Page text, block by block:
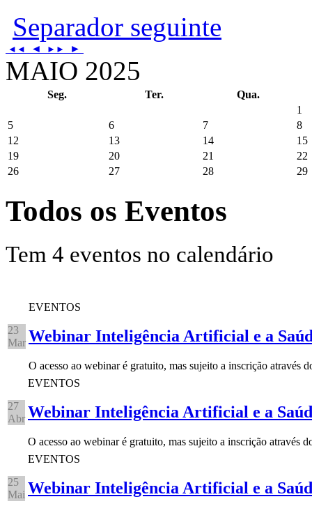
Separador seguinte
◄◄ ◄ ►► ►
MAIO 2025
Seg. Ter.
Qua.
1
5
6 7
8
12
13 14
15
19
20 21
22
26
27 28 29
Todos os Eventos
Tem 4 eventos no calendário
23
Mar
EVENTOS
Webinar Inteligência Artificial e a
O acesso ao webinar é gratuito, mas sujeito a inscrição através
27
Abr
EVENTOS
Webinar Inteligência Artificial e a
O acesso ao webinar é gratuito, mas sujeito a inscrição através
25
Mai
EVENTOS
Webinar Inteligência Artificial e a